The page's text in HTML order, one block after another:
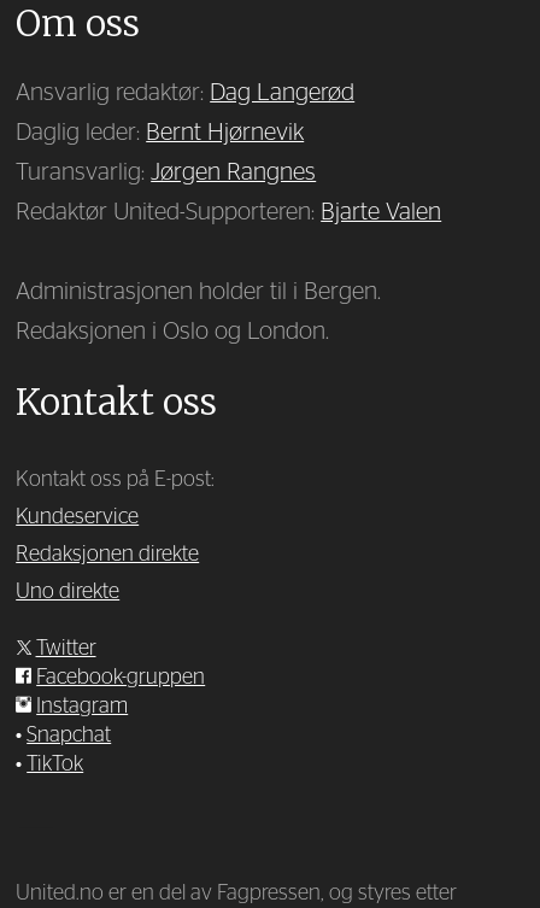
Om oss
Ansvarlig redaktør: Dag Langerød
Daglig leder: Bernt Hjørnevik
Turansvarlig:Jørgen Rangnes
Redaktør United-Supporteren: Bjarte Valen
Administrasjonen holder til i Bergen.
Redaksjonen i Oslo og London.
Kontakt oss
Kontakt oss på E-post:
Kundeservice
Redaksjonen direkte
Uno direkte
Twitter
Facebook-gruppen
Instagram
•Snapchat
•
TikTok
United.no er en del av Fagpressen, og styres etter